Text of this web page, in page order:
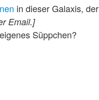
in dieser Galaxis, der
Email.]
Süppchen?